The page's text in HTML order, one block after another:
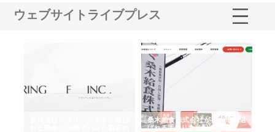
ウェブサイトライブプレス
桑木給食株式会社が福山市で選
ばれる手作り弁当配達の理由